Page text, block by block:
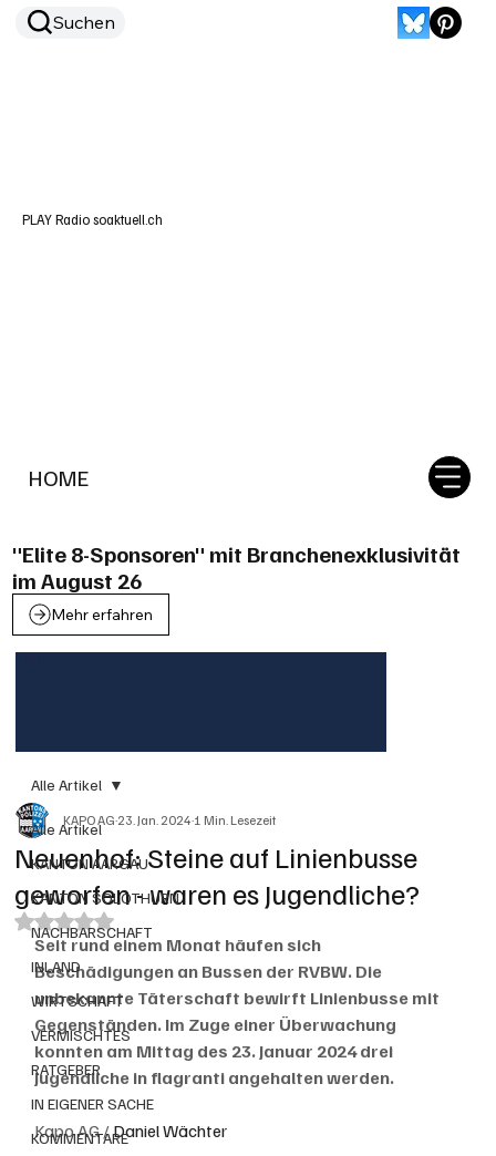
HOME
Suchen
PLAY Radio soaktuell.ch
"Elite 8-Sponsoren" mit Branchenexklusivität
im August 26
Mehr erfahren
Alle Artikel
KANTON AARGAU
KANTON SOLOTHURN
NACHBARSCHAFT
INLAND
WIRTSCHAFT
VERMISCHTES
RATGEBER
IN EIGENER SACHE
KOMMENTARE
Alle Artikel
Neuenhof: Steine auf Linienbusse
geworfen - waren es Jugendliche?
KAPO AG23. Jan. 20241 Min. Lesezeit
Mit NaN von 5 Sternen bewertet.
Seit rund einem Monat häufen sich
Beschädigungen an Bussen der RVBW. Die
unbekannte Täterschaft bewirft Linienbusse mit
Gegenständen. Im Zuge einer Überwachung
konnten am Mittag des 23. Januar 2024 drei
Jugendliche in flagranti angehalten werden.
Kapo AG / Daniel Wächter